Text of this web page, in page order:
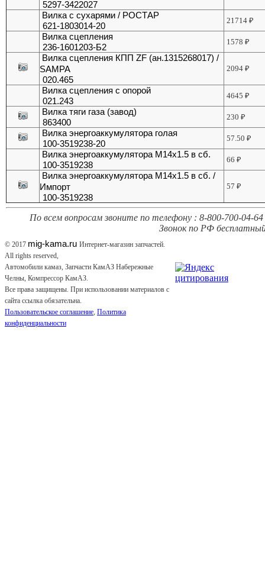
5297-3422027
Вилка с сухарями / РОСТАР
621-1803014-20
21714₽
Вилка сцепления
236-1601203-Б2
1578₽
Вилка сцепления КПП ZF (ан.1315268017) /
SAMPA
020.465
2094₽
Вилка сцепления с опорой
021.243
4645₽
Вилка тяги газа (завод)
863400
230₽
Вилка энергоаккумулятора голая
100-3519238-20
57.50₽
Вилка энергоаккумулятора М14х1.5 в сб.
100-3519238
66₽
Вилка энергоаккумулятора М14х1.5 в сб. /
Импорт
100-3519238
57₽
По всем вопросам звоните по телефону : 8-800-700-04-64
Звонок по РФ
© 2017 mig-kama.ru Интернет-магазин запчастей.
All rights reserved,
Автомобили камаз, Запчасти КамАЗ Набережные
Челны, Компрессор КамАЗ.
Все права защищены. При использовании материалов с
сайта ссылка обязательна.
Пользовательское соглашение, Политика
конфиденциальности